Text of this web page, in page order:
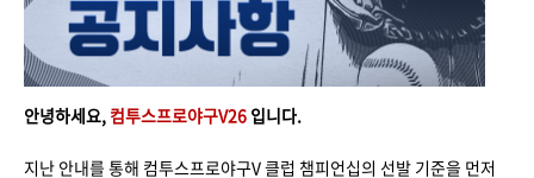
안녕하세요, 컴투스프로야구V26 입니다.
지난 안내를 통해 컴투스프로야구V 클럽 챔피언십의 선발 기준을 먼저